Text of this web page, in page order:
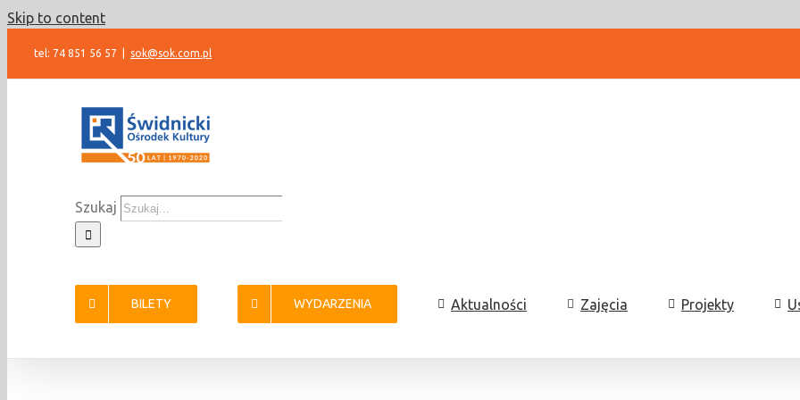
Skip to content
tel: 74 851 56 57 sok@sok.com.pl
Szukaj
BILETY WYDARZENIA Aktualności Zajęcia Projekty